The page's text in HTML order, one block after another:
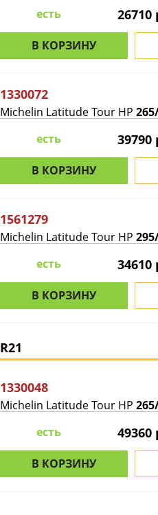
есть
26710
В КОРЗИНУ
1330072
Michelin Latitude Tour HP
есть
39790
В КОРЗИНУ
1561279
Michelin Latitude Tour HP
есть
34610
В КОРЗИНУ
R21
1330048
Michelin Latitude Tour HP
есть
49360
В КОРЗИНУ